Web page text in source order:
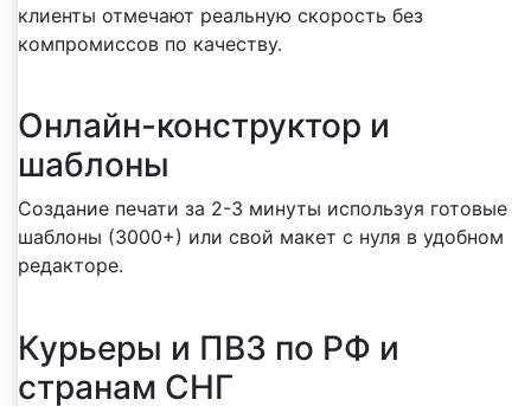
клиенты отмечают реальную скорость без
компромиссов по качеству.
Онлайн-конструктор и
шаблоны
Создание печати за 2-3 минуты используя готовые
шаблоны (3000+) или свой макет с нуля в удобном
редакторе.
Курьеры и ПВЗ по РФ и
странам СНГ